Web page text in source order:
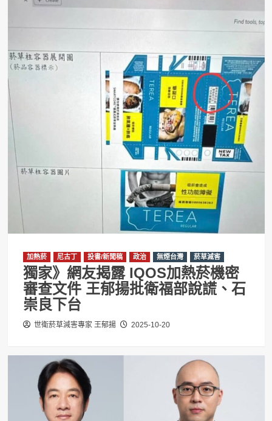
加熱菸 尼古丁 投書/新聞稿 政治 無煙台灣 菸草減害
獨家》網友揭露 IQOS加熱菸機密
審查文件 王郁揚批衛福部說謊、石
崇良下台
世衛菸草減害專家 王郁揚 2025-10-20